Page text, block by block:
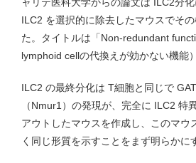
ILC2 を選択的に除去したマウスでそ
た。タイトルは「Non-redundant
lymphoid cellの代換えが効かない機能
ILC2 の最終分化は T細胞と同じで
（Nmur1）の発現が、完全に ILC2
アウトしたマウスを作成し、このマ
く同じ形質を示すことをまず明らかに